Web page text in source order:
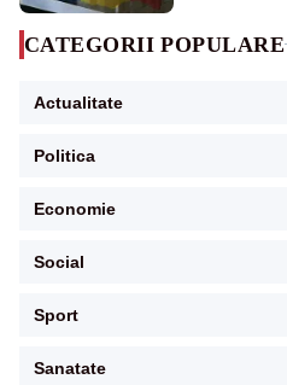
CATEGORII POPULARE
Actualitate
Politica
Economie
Social
Sport
Sanatate